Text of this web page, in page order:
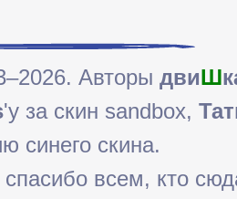
Авторы двиШ
'у за скин sandbox,
синего скина.
всем, кто